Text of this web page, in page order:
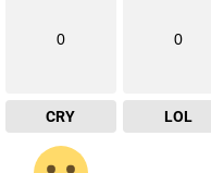
0
CRY
0
LOL